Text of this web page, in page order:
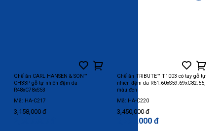
Ghế ăn CARL HANSEN & SON™
CH33P gỗ tự nhiên đệm da
R48xC78xS53
Mã: HA-C217
3,158,000 đ
Ghế ăn TRIBUTE™ T1003 có tay gỗ tự
nhiên đệm da R61.60xS59.69xC82.55,
màu đen
Mã: HA-C220
3,450,000 đ
3,250,000 đ